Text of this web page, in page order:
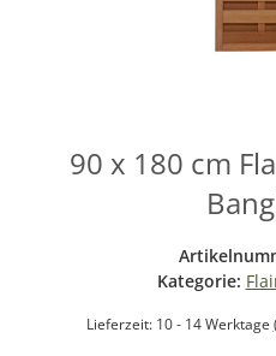
90 x 180 cm
Kategorie:
Lieferzeit: 10 - 14 Werktage